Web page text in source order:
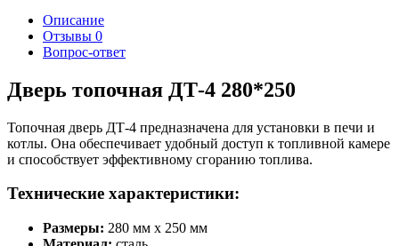
Описание
Отзывы 0
Вопрос-ответ
Дверь топочная ДТ-4 280*250
Топочная дверь ДТ-4 предназначена для установки в печи и
котлы. Она обеспечивает удобный доступ к топливной камере
и способствует эффективному сгоранию топлива.
Технические характеристики:
Размеры: 280 мм x 250 мм